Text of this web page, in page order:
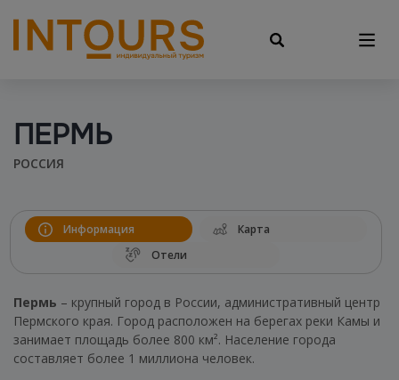
ПЕРМЬ
РОССИЯ
Информация
Карта
Отели
Пермь – крупный город в России, административный центр
Пермского края. Город расположен на берегах реки Камы и
занимает площадь более 800 км². Население города
составляет более 1 миллиона человек.